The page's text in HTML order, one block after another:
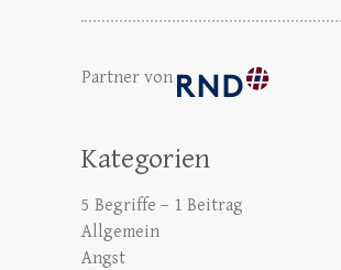
Partner von
Kategorien
5 Begriffe – 1 Beitrag
Allgemein
Angst